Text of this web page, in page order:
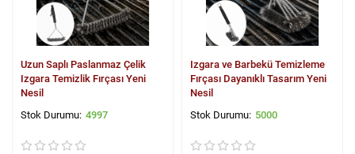
Uzun Saplı Paslanmaz Çelik
Izgara Temizlik Fırçası Yeni
Nesil
4997
Izgara ve Barbekü Temizleme
Fırçası Dayanıklı Tasarım Yeni
Nesil
5000